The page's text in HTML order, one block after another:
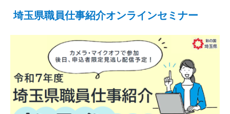
埼玉県職員仕事紹介オンラインセミナー